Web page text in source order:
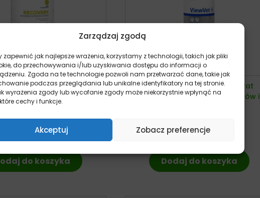
Zarządzaj zgodą
zapewnić jak najlepsze wrażenia, korzystamy z technologii, takich jak pliki
do przechowywania i/lub uzyskiwania dostępu do informacji o
Zgoda na te technologie pozwoli nam przetwarzać dane, takie jak
podczas przeglądania lub unikalne identyfikatory na tej stronie.
wyrażenia zgody lub wycofanie zgody może niekorzystnie wpłynąć na
cechy i funkcje.
Akceptuj Zobacz preferencje
4T Recovery Dog –
dla psa 400g
pies
18,90zł z VAT
do koszyka
VetExpert ViewVet – preparat
wspomagający wzrok dla psów i
97,00zł z VAT
Dodaj do koszyka